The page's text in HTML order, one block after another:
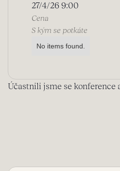
27/4/26 9:00
Cena
S kým se potkáte
No items found.
Účastnili jsme se konference